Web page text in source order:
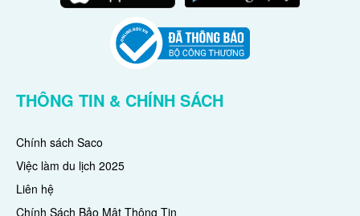
THÔNG TIN & CHÍNH SÁCH
Chính sách Saco
Việc làm du lịch 2025
Liên hệ
Chính Sách Bảo Mật Thông Tin